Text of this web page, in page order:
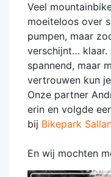
Veel
moeiteloos over
pumpen, maar
verschijnt… klaar.
spannend, maar
vertrouwen kun
Onze partner
erin en volgde
bij Bikepark
En wij mochten